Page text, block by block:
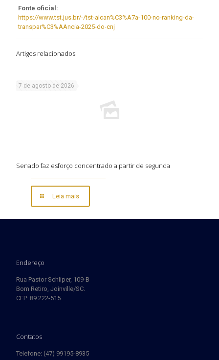
Fonte oficial:
https://www.tst.jus.br/-/tst-alcan%C3%A7a-100-no-ranking-da-
transpar%C3%AAncia-2025-do-cnj
Artigos relacionados
7 de agosto de 2026
Senado faz esforço concentrado a partir de segunda
Leia mais
Endereço
Rua Pastor Schliper, 109-B
Bom Retiro, Joinville/SC.
CEP: 89.222-515.
Contatos
Telefone: (47) 99195-8935